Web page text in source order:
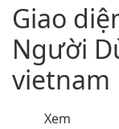
Giao
Người
vietnam
Xem